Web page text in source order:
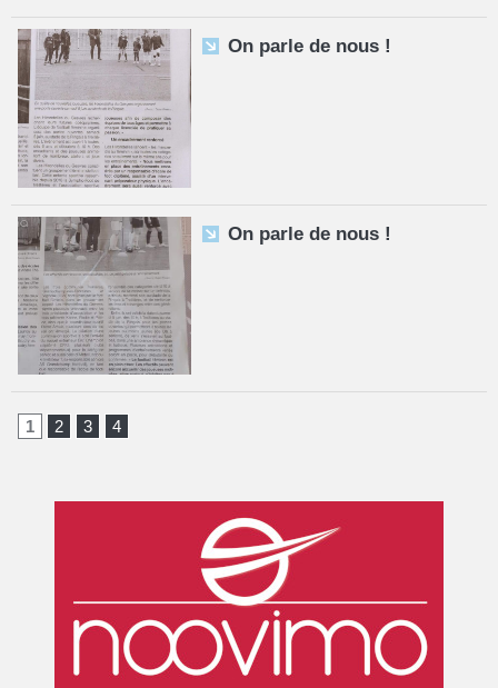
On parle de nous !
On parle de nous !
1 2 3 4